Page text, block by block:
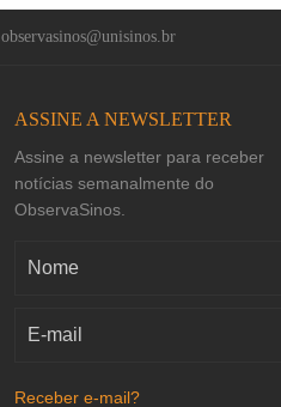
observasinos@unisinos.br
ASSINE A NEWSLETTER
Assine a newsletter para receber
notícias semanalmente do
ObservaSinos.
Receber e-mail?